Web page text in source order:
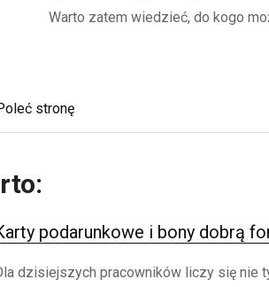
Warto zatem wiedzieć, do kogo
stronę
podarunkowe i bony dobrą
dzisiejszych pracowników liczy się nie